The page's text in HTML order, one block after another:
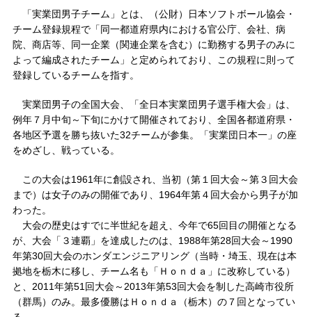
「実業団男子チーム」とは、（公財）日本ソフトボール協会・
チーム登録規程で「同一都道府県内における官公庁、会社、病
院、商店等、同一企業（関連企業を含む）に勤務する男子のみに
よって編成されたチーム」と定められており、この規程に則って
登録しているチームを指す。
実業団男子の全国大会、「全日本実業団男子選手権大会」は、
例年７月中旬～下旬にかけて開催されており、全国各都道府県・
各地区予選を勝ち抜いた32チームが参集。「実業団日本一」の座
をめざし、戦っている。
この大会は1961年に創設され、当初（第１回大会～第３回大会
まで）は女子のみの開催であり、1964年第４回大会から男子が加
わった。
大会の歴史はすでに半世紀を超え、今年で65回目の開催となる
が、大会「３連覇」を達成したのは、1988年第28回大会～1990
年第30回大会のホンダエンジニアリング（当時・埼玉、現在は本
拠地を栃木に移し、チーム名も「Ｈｏｎｄａ」に改称している）
と、2011年第51回大会～2013年第53回大会を制した高崎市役所
（群馬）のみ。最多優勝はＨｏｎｄａ（栃木）の７回となってい